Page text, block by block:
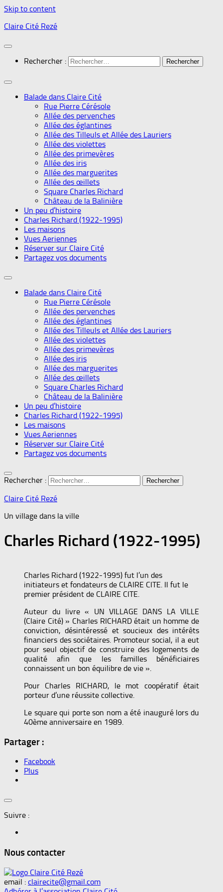
Skip to content
Claire Cité Rezé
Rechercher :
Balade dans Claire Cité
Rue Pierre Cérésole
Allée des pervenches
Allée des églantines
Allée des Tilleuls et Allée des Lauriers
Allée des violettes
Allée des primevères
Allée des iris
Allée des marguerites
Allée des œillets
Square Charles Richard
Château de la Balinière
Un peu d’histoire
Charles Richard (1922-1995)
Les maisons
Vues Aeriennes
Réserver sur Claire Cité
Partagez vos documents
Balade dans Claire Cité
Rue Pierre Cérésole
Allée des pervenches
Allée des églantines
Allée des Tilleuls et Allée des Lauriers
Allée des violettes
Allée des primevères
Allée des iris
Allée des marguerites
Allée des œillets
Square Charles Richard
Château de la Balinière
Un peu d’histoire
Charles Richard (1922-1995)
Les maisons
Vues Aeriennes
Réserver sur Claire Cité
Partagez vos documents
Rechercher :
Claire Cité Rezé
Un village dans la ville
Charles Richard (1922-1995)
Charles Richard (1922-1995) fut l’un des
initiateurs et fondateurs de CLAIRE CITE. Il fut le
premier président de CLAIRE CITE.
Auteur du livre « UN VILLAGE DANS LA VILLE
(Claire Cité) » Charles RICHARD était un homme de
conviction, désintéressé et soucieux des intérêts
financiers des sociétaires. Promoteur social, il a eut
pour seul objectif de construire des logements de
qualité afin que les familles bénéficiaires
connaissent un bon équilibre de vie ».
Pour Charles RICHARD, le mot coopératif était
porteur d’une réussite collective.
Le square qui porte son nom a été inauguré lors du
40ème anniversaire en 1989.
Partager :
Facebook
Plus
Suivre :
Nous contacter
email : clairecite@gmail.com